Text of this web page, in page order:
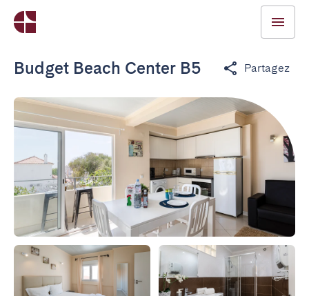
Budget Beach Center B5 Partagez